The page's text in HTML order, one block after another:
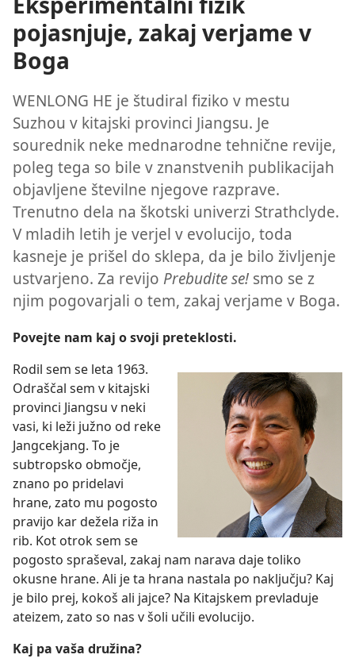
pojasnjuje, zakaj verjame v
Boga
WENLONG HE je študiral fiziko v mestu
Suzhou v kitajski provinci Jiangsu. Je
sourednik neke mednarodne tehnične revije,
poleg tega so bile v znanstvenih publikacijah
objavljene številne njegove razprave.
Trenutno dela na škotski univerzi Strathclyde.
V mladih letih je verjel v evolucijo, toda
kasneje je prišel do sklepa, da je bilo življenje
ustvarjeno. Za revijo Prebudite se! smo se z
njim pogovarjali o tem, zakaj verjame v Boga.
Povejte nam kaj o svoji preteklosti.
Rodil sem se leta 1963.
Odraščal sem v kitajski
provinci Jiangsu v neki
vasi, ki leži južno od reke
Jangcekjang. To je
subtropsko območje,
znano po pridelavi
hrane, zato mu pogosto
pravijo kar dežela riža in
rib. Kot otrok sem se
pogosto spraševal, zakaj nam narava daje toliko
okusne hrane. Ali je ta hrana nastala po naključju? Kaj
je bilo prej, kokoš ali jajce? Na Kitajskem prevladuje
ateizem, zato so nas v šoli učili evolucijo.
Kaj pa vaša družina?